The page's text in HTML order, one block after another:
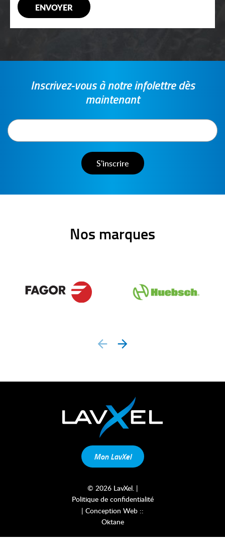
Inscrivez-vous à notre infolettre dès
maintenant
Nos marques
prev next
Mon LavXel
© 2026LavXel. |
Politique de confidentialité
| Conception Web ::
Oktane